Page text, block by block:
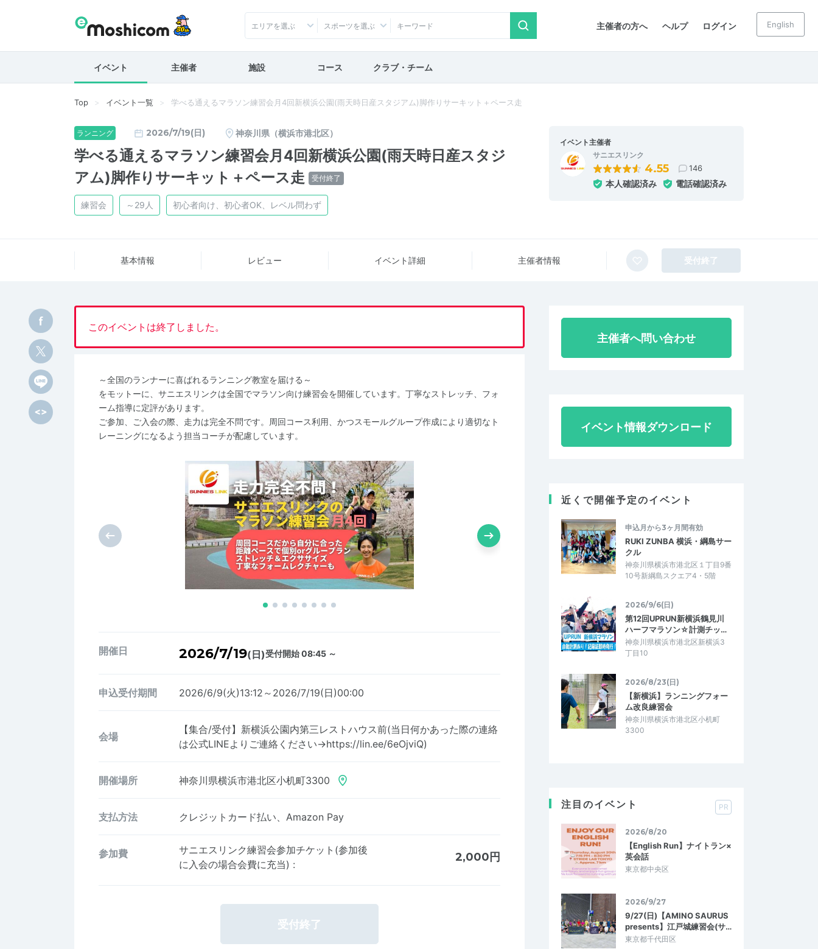
主催者の方へ ヘルプ ログイン
エリアを選ぶ スポーツを選ぶ English
イベント 主催者 施設 コース クラブ・チーム
Top イベント一覧 学べる通えるマラソン練習会月4回新横浜公園(雨天時日産スタジアム)脚作りサーキット＋ペース走
ランニング 2026/7/19(日) 神奈川県（横浜市港北区）
学べる通えるマラソン練習会月4回新横浜公園(雨天時日産スタジ
アム)脚作りサーキット＋ペース走
受付終了
練習会 ～29人 初心者向け、初心者OK、レベル問わず
イベント主催者
サニエスリンク
4.55 146
本人確認済み 電話確認済み
基本情報 レビュー イベント詳細 主催者情報 受付終了
このイベントは終了しました。
～全国のランナーに喜ばれるランニング教室を届ける～
をモットーに、サニエスリンクは全国でマラソン向け練習会を開催しています。丁寧なストレッチ、フォ
ーム指導に定評があります。
ご参加、ご入会の際、走力は完全不問です。周回コース利用、かつスモールグループ作成により適切なト
レーニングになるよう担当コーチが配慮しています。
開催日 2026/7/19(日)受付開始 08:45 ～
申込受付期間 2026/6/9(火)13:12～2026/7/19(日)00:00
会場
【集合/受付】新横浜公園内第三レストハウス前(当日何かあった際の連絡
は公式LINEよりご連絡ください→https://lin.ee/6eOjviQ)
開催場所 神奈川県横浜市港北区小机町3300
支払方法 クレジットカード払い、Amazon Pay
参加費
サニエスリンク練習会参加チケット(参加後
に入会の場合会費に充当) :
2,000円
受付終了
主催者へ問い合わせ
イベント情報ダウンロード
近くで開催予定のイベント
申込月から3ヶ月間有効
RUKI ZUNBA 横浜・綱島サー
クル
神奈川県横浜市港北区１丁目9番
10号新綱島スクエア4・5階
2026/9/6(日)
第12回UPRUN新横浜鶴見川
ハーフマラソン☆計測チッ…
神奈川県横浜市港北区新横浜3
丁目10
2026/8/23(日)
【新横浜】ランニングフォー
ム改良練習会
神奈川県横浜市港北区小机町
3300
注目のイベント PR
2026/8/20
【English Run】ナイトラン×
英会話
東京都中央区
2026/9/27
9/27(日)【AMINO SAURUS
presents】江戸城練習会(サ…
東京都千代田区